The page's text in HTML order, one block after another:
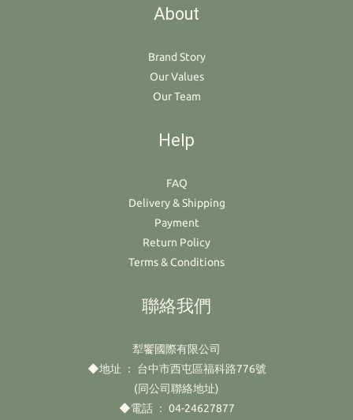
About
Brand Story
Our Values
Our Team
Help
FAQ
Delivery & Shipping
Payment
Return Policy
Terms & Conditions
聯絡我們
犁饗國際有限公司
◆地址 ： 台中市西屯區福科路776號
(同公司聯絡地址)
◆電話 ： 04-24627877